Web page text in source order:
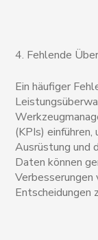
4. Fehlende
Ein häufiger
(KPIs)
Ausrüstung und
Daten können
Verbesserungen
Entscheidungen